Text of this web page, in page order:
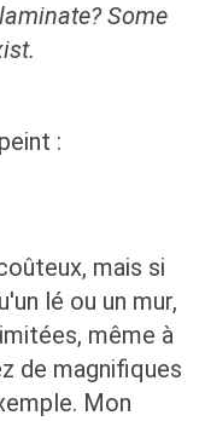
Some
:
mais si
lé ou un mur,
même à
de magnifiques
Mon